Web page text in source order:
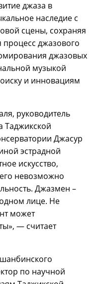
джаза в
наследие с
сцены, сохраняя
процесс джазового
джазовых
музыкой
и инновациям
руководитель
Таджикской
Джасур
эстрадной
искусство,
невозможно
Джазмен –
лице. Не
может
— считает
по научной